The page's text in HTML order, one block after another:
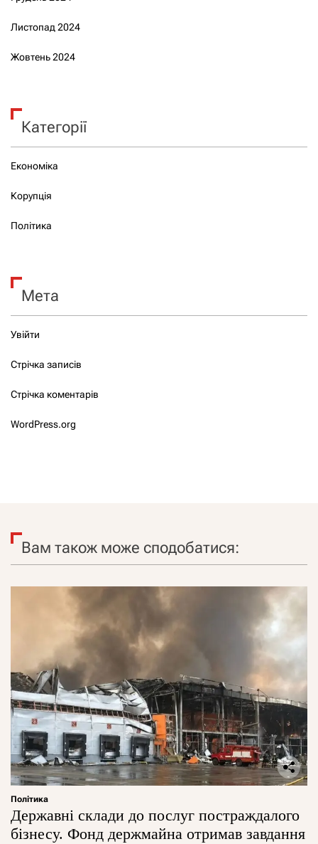
Листопад 2024
Жовтень 2024
Категорії
Економіка
Корупція
Політика
Мета
Увійти
Стрічка записів
Стрічка коментарів
WordPress.org
Вам також може сподобатися:
Політика
Державні склади до послуг постраждалого
бізнесу. Фонд держмайна отримав завдання